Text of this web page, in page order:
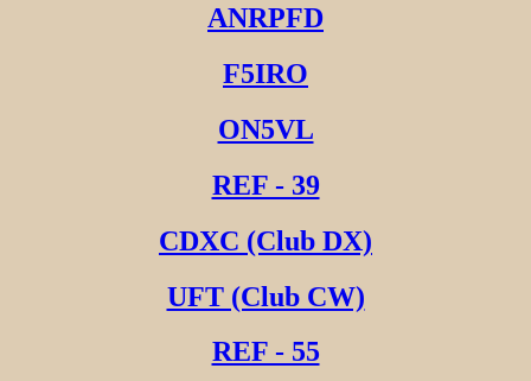
ANRPFD
F5IRO
ON5VL
REF - 39
CDXC (Club DX)
UFT (Club CW)
REF - 55